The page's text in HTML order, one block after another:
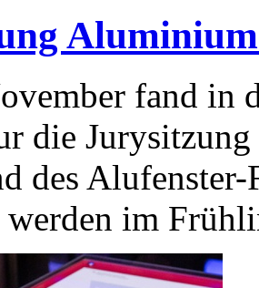
fand in
die
des
im